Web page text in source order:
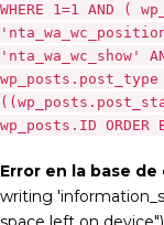
WHERE 1=1 AND (
'nta_wa_wc_show'
wp_posts.ID ORDER
Error en la base
writing